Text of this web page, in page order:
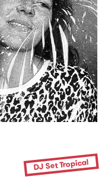
DJ Set Tropical